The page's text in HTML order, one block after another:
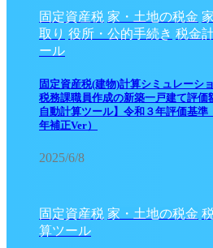
固定資産税 家・土地の税金
取り 役所・公的手続き 税金
ール
固定資産税(建物)計算シミュレーシ
税務課職員作成の新築一戸建て評価
自動計算ツール】令和３年評価基準
年補正Ver）
2025/6/8
固定資産税 家・土地の税金
算ツール